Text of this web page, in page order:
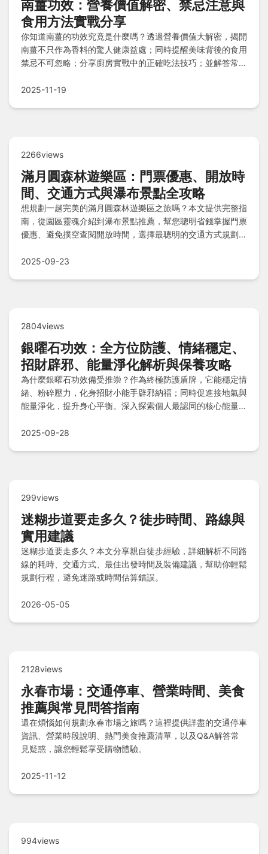
南薑功效：營養價值解密、禁忌注意與
食用方法實戰分享
你知道南薑的功效究竟是什麼嗎？透過營養價值大解密，揭開
南薑不只作為香料的驚人健康益處；同時提醒美味背後的食用
禁忌不可忽略；分享廚房實戰中的正確吃法技巧；並解答常見
食用風險。
2025-11-19
2266views
滿月圓森林遊樂區：門票優惠、開放時
間、交通方式與瀑布景點全攻略
想規劃一趟完美的滿月圓森林遊樂區之旅嗎？本文提供完整指
南，從園區靈魂介紹到瀑布景點推薦，幫您聰明省錢掌握門票
優惠、避免撲空查閱開放時間，選擇最聰明的交通方式規劃路
悠閒氛圍，並解答常見Q&A疑問，讓您深度體驗森林樂趣！
2025-09-23
2804views
銀曜石功效：全方位防護、情緒穩定、
招財辟邪、能量淨化解析與保養攻略
為什麼銀曜石功效備受推崇？作為終極防護盾牌，它能穩定情
緒、粉碎壓力，化身招財小能手辟邪納福；同時促進接地氣與
能量淨化，提升身心平衡。深入探索個人最認同的核心能量傳
別實戰技巧與保養秘訣，確保安心享受其強大守護力。
2025-09-28
299views
迷糊步道要走多久？徒步時間、路線與
實用建議
迷糊步道要走多久？本文分享親自徒步經驗，詳細解析不同路
線的耗時、交通方式、最佳出發時間及裝備建議，幫助你輕鬆
規劃行程，避免迷路或時間估算錯誤。
2026-05-05
2128views
永春市場：交通停車、營業時間、美食
推薦與常見問答指南
還在煩惱如何規劃永春市場之旅嗎？這裡提供詳盡的交通停車
資訊、營業時段說明、熱門美食推薦清單，以及Q&A解答常
見疑惑，讓您輕鬆享受購物體驗。
2025-11-12
994views